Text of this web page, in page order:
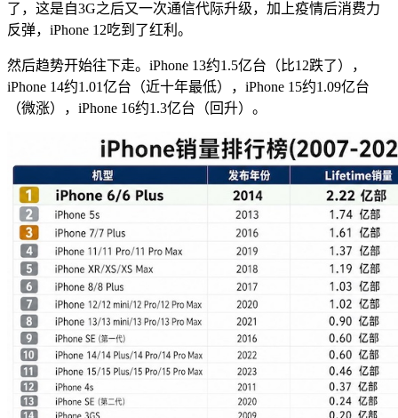
了，这是自3G之后又一次通信代际升级，加上疫情后消费力
反弹，iPhone 12吃到了红利。
然后趋势开始往下走。iPhone 13约1.5亿台（比12跌了），
iPhone 14约1.01亿台（近十年最低），iPhone 15约1.09亿台
（微涨），iPhone 16约1.3亿台（回升）。